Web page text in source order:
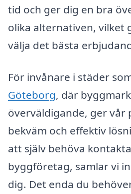
tid och ger dig en bra
olika alternativen, vilket
välja det bästa
För invånare i städer
Göteborg, där
överväldigande, ger vår
bekväm och effektiv
att själv behöva
byggföretag, samlar vi
dig. Det enda du